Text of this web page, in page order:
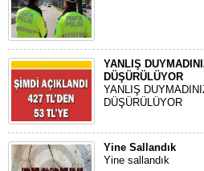
YANLIŞ
DÜŞÜRÜLÜYOR
YANLIŞ
DÜŞÜRÜLÜYOR
Yine Sallandık
Yine sallandık